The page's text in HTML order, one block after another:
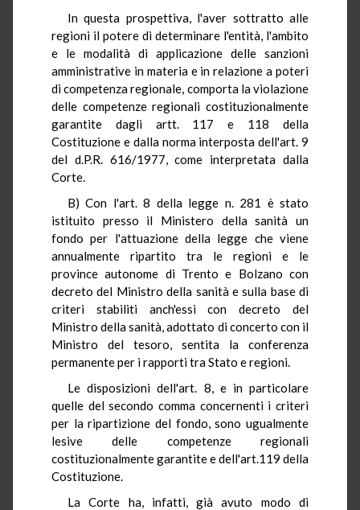
In questa prospettiva, l'aver sottratto alle
regioni il potere di determinare l'entità, l'ambito
e le modalità di applicazione delle sanzioni
amministrative in materia e in relazione a poteri
di competenza regionale, comporta la violazione
delle competenze regionali costituzionalmente
garantite dagli artt. 117 e 118 della
Costituzione e dalla norma interposta dell'art. 9
del d.P.R. 616/1977, come interpretata dalla
Corte.
B) Con l'art. 8 della legge n. 281 è stato
istituito presso il Ministero della sanità un
fondo per l'attuazione della legge che viene
annualmente ripartito tra le regioni e le
province autonome di Trento e Bolzano con
decreto del Ministro della sanità e sulla base di
criteri stabiliti anch'essi con decreto del
Ministro della sanità, adottato di concerto con il
Ministro del tesoro, sentita la conferenza
permanente per i rapporti tra Stato e regioni.
Le disposizioni dell'art. 8, e in particolare
quelle del secondo comma concernenti i criteri
per la ripartizione del fondo, sono ugualmente
lesive delle competenze regionali
costituzionalmente garantite e dell'art.119 della
Costituzione.
La Corte ha, infatti, già avuto modo di